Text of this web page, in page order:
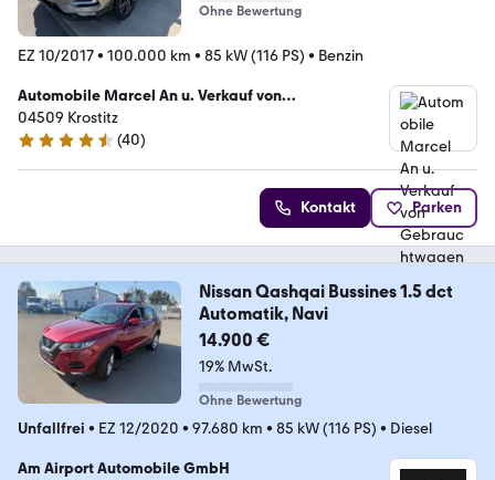
Ohne Bewertung
EZ 10/2017• 100.000 km • 85 kW (116 PS) • Benzin
Automobile Marcel An u. Verkauf von
Gebrauchtwagen
04509 Krostitz
4.7 Sterne
(40)
Kontakt Parken
Nissan Qashqai Bussines 1.5 dct
Automatik, Navi
14.900 €
19% MwSt.
Ohne Bewertung
Unfallfrei • EZ 12/2020 • 97.680 km • 85 kW (116 PS) • Diesel
Am Airport Automobile GmbH